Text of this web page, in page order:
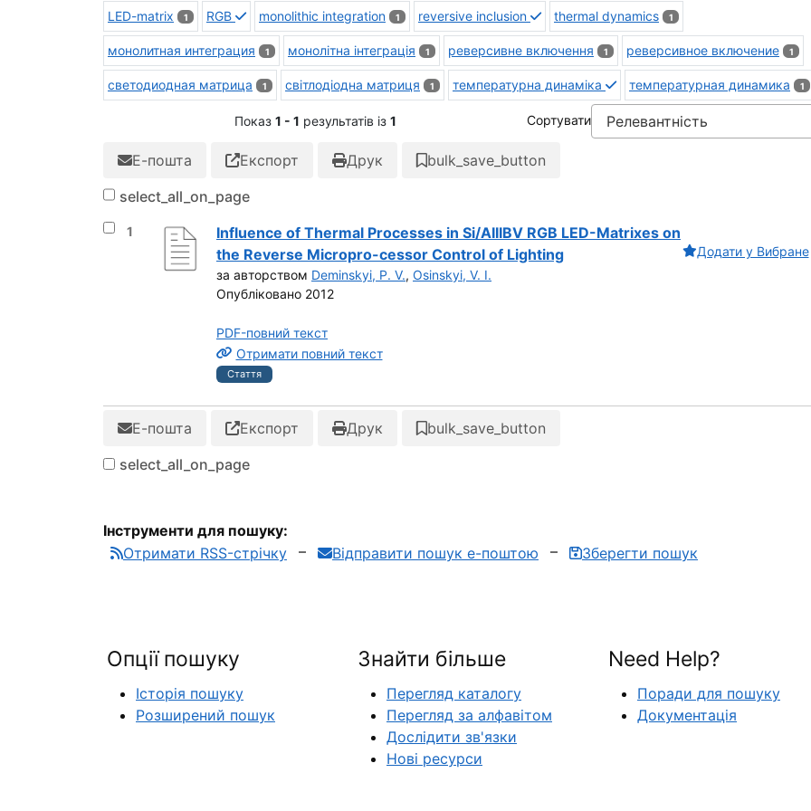
LED-matrix
1 RGB monolithic integration 1 reversive inclusion thermal dynamics 1
монолитная интеграция 1 монолітна інтеграція 1 реверсивне включення 1 реверсивное включение 1
светодиодная матрица 1 світлодіодна матриця 1 температурна динаміка температурная динамика 1
Показ 1 - 1 результатів із 1 Сортувати
Е-пошта Експорт Друк
bulk_save_button
select_all_on_page
Вибрати результат під номером 1
1
Influence of Thermal Processes in Si/AIIIBV RGB LED-Matrixes on
the Reverse Micropro-cessor Control of Lighting
за авторством Deminskyi, P. V., Osinskyi, V. I.
Опубліковано 2012
PDF-повний текст
Отримати повний текст
Стаття
Додати у Вибране
Е-пошта Експорт Друк
bulk_save_button
select_all_on_page
Інструменти для пошуку:
Отримати RSS-стрічку
Відправити пошук е-поштою Зберегти пошук
Опції пошуку
Історія пошуку
Розширений пошук
Знайти більше
Перегляд каталогу
Перегляд за алфавітом
Дослідити зв'язки
Нові ресурси
Need Help?
Поради для пошуку
Документація